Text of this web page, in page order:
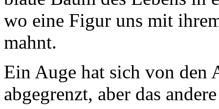
wo eine Figur uns mit
mahnt.
Ein Auge hat sich von den
abgegrenzt, aber das